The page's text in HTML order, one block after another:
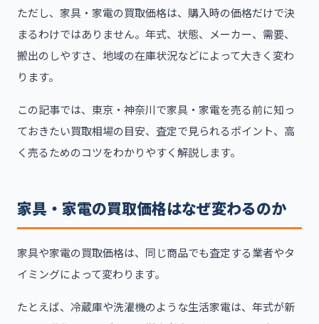
ただし、家具・家電の買取価格は、購入時の価格だけで決
まるわけではありません。年式、状態、メーカー、需要、
搬出のしやすさ、地域の在庫状況などによって大きく変わ
ります。
この記事では、東京・神奈川で家具・家電を売る前に知っ
ておきたい買取相場の目安、査定で見られるポイント、高
く売るためのコツをわかりやすく解説します。
家具・家電の買取価格はなぜ変わるのか
家具や家電の買取価格は、同じ商品でも査定する業者やタ
イミングによって変わります。
たとえば、冷蔵庫や洗濯機のような生活家電は、年式が新